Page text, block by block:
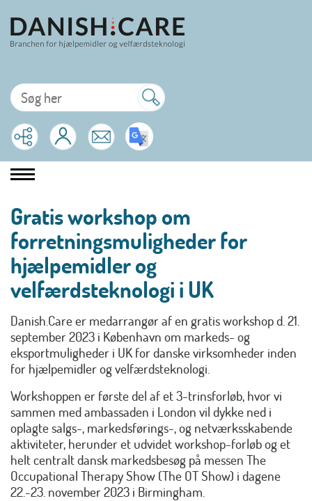
Gratis workshop om
forretningsmuligheder for
hjælpemidler og
velfærdsteknologi i UK
Danish.Care er medarrangør af en gratis workshop d. 21.
september 2023 i København om markeds- og
eksportmuligheder i UK for danske virksomheder inden
for hjælpemidler og velfærdsteknologi.
Workshoppen er første del af et 3-trinsforløb, hvor vi
sammen med ambassaden i London vil dykke ned i
oplagte salgs-, markedsførings-, og netværksskabende
aktiviteter, herunder et udvidet workshop-forløb og et
helt centralt dansk markedsbesøg på messen The
Occupational Therapy Show (The OT Show) i dagene
22.-23. november 2023 i Birmingham.